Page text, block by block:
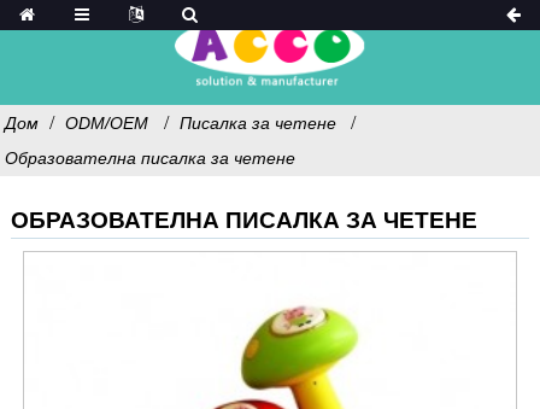
Дом ODM/OEM
Писалка за четене
Образователна писалка за четене
ОБРАЗОВАТЕЛНА ПИСАЛКА ЗА ЧЕТЕНЕ